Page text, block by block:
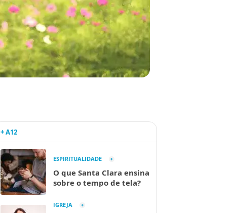
+ A12
ESPIRITUALIDADE
O que Santa Clara ensina
sobre o tempo de tela?
IGREJA